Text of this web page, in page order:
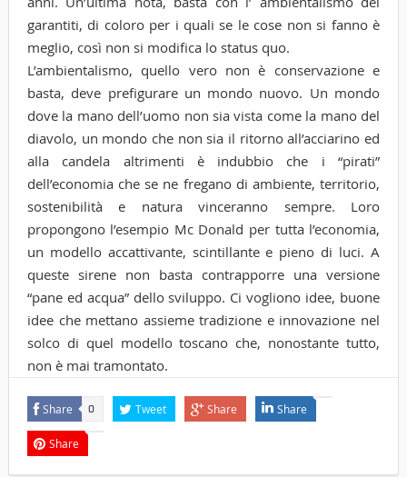
garantiti, di coloro per i quali se le cose non si fanno è
meglio, così non si modifica lo status quo.
L’ambientalismo, quello vero non è conservazione e
basta, deve prefigurare un mondo nuovo. Un mondo
dove la mano dell’uomo non sia vista come la mano del
diavolo, un mondo che non sia il ritorno all’acciarino ed
alla candela altrimenti è indubbio che i “pirati”
dell’economia che se ne fregano di ambiente, territorio,
sostenibilità e natura vinceranno sempre. Loro
propongono l’esempio Mc Donald per tutta l’economia,
un modello accattivante, scintillante e pieno di luci. A
queste sirene non basta contrapporre una versione
“pane ed acqua” dello sviluppo. Ci vogliono idee, buone
idee che mettano assieme tradizione e innovazione nel
solco di quel modello toscano che, nonostante tutto,
non è mai tramontato.
Share 0 Tweet Share Share
Share